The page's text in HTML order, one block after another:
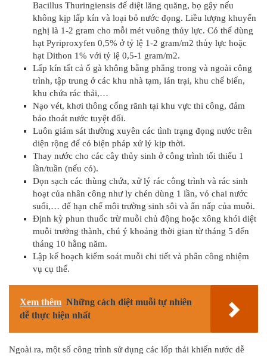
Bacillus Thuringiensis để diệt lăng quăng, bọ gậy nếu
không kịp lấp kín và loại bỏ nước đọng. Liều lượng khuyến
nghị là 1-2 gram cho mỗi mét vuông thủy lực. Có thể dùng
hạt Pyriproxyfen 0,5% ở tỷ lệ 1-2 gram/m2 thủy lực hoặc
hạt Dithon 1% với tỷ lệ 0,5-1 gram/m2.
Lấp kín tất cả ổ gà không bằng phẳng trong và ngoài công
trình, tập trung ở các khu nhà tạm, lán trại, khu chế biến,
khu chứa rác thải,…
Nạo vét, khơi thông cống rãnh tại khu vực thi công, đảm
bảo thoát nước tuyệt đối.
Luôn giám sát thường xuyên các tình trạng đọng nước trên
diện rộng để có biện pháp xử lý kịp thời.
Thay nước cho các cây thủy sinh ở công trình tối thiểu 1
lần/tuần (nếu có).
Dọn sạch các thùng chứa, xử lý rác công trình và rác sinh
hoạt của nhân công như ly chén dùng 1 lần, vỏ chai nước
suối,… để hạn chế môi trường sinh sôi và ẩn nấp của muỗi.
Định kỳ phun thuốc trừ muỗi chủ động hoặc xông khói diệt
muỗi trưởng thành, chú ý khoảng thời gian từ tháng 5 đến
tháng 10 hằng năm.
Lập kế hoạch kiểm soát muỗi chi tiết và phân công nhiệm
vụ cụ thể.
Xem thêm Những cách diệt muỗi tự nhiên
dễ thực hiện nhất
Ngoài ra, một số công trình sử dụng các lốp thải khiến nước dễ